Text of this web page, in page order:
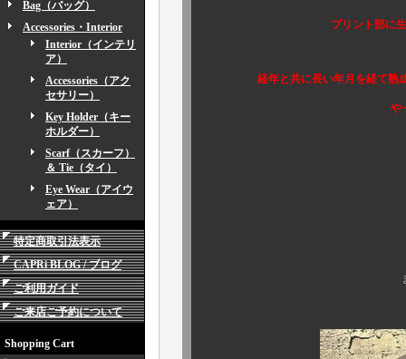
Bag（バッグ）
Accessories・Interior
Interior（インテリ
ア）
Accessories（アク
セサリー）
Key Holder（キー
ホルダー）
Scarf（スカーフ）
＆ Tie（タイ）
Eye Wear（アイウ
ェア）
特定商取引法表示
CAPRi BLOG / ブログ
ご利用ガイド
ご来店ご予約について
Shopping Cart
プリント部に
経年と共に長い年月を経て熟成さ
やっぱり 《 本物
まずは、コチ